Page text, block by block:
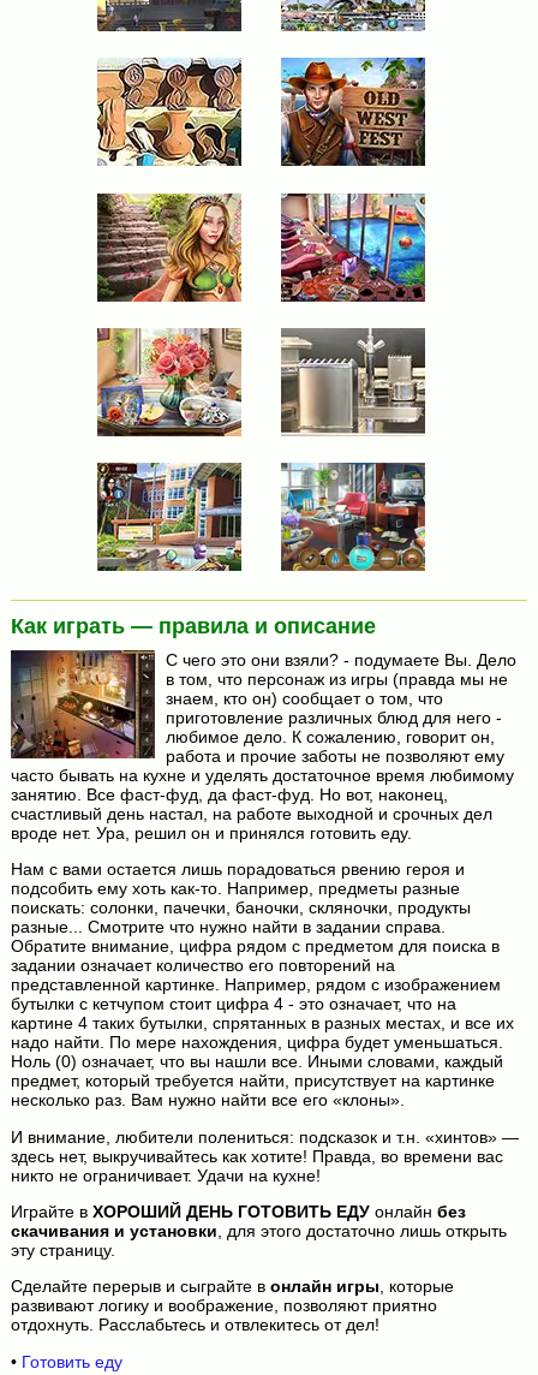
Как играть — правила и описание
С чего это они взяли? - подумаете Вы. Дело
в том, что персонаж из игры (правда мы не
знаем, кто он) сообщает о том, что
приготовление различных блюд для него -
любимое дело. К сожалению, говорит он,
работа и прочие заботы не позволяют ему
часто бывать на кухне и уделять достаточное время любимому
занятию. Все фаст-фуд, да фаст-фуд. Но вот, наконец,
счастливый день настал, на работе выходной и срочных дел
вроде нет. Ура, решил он и принялся готовить еду.
Нам с вами остается лишь порадоваться рвению героя и
подсобить ему хоть как-то. Например, предметы разные
поискать: солонки, пачечки, баночки, скляночки, продукты
разные... Смотрите что нужно найти в задании справа.
Обратите внимание, цифра рядом с предметом для поиска в
задании означает количество его повторений на
представленной картинке. Например, рядом с изображением
бутылки с кетчупом стоит цифра 4 - это означает, что на
картине 4 таких бутылки, спрятанных в разных местах, и все их
надо найти. По мере нахождения, цифра будет уменьшаться.
Ноль (0) означает, что вы нашли все. Иными словами, каждый
предмет, который требуется найти, присутствует на картинке
несколько раз. Вам нужно найти все его «клоны».
И внимание, любители полениться: подсказок и т.н. «хинтов» —
здесь нет, выкручивайтесь как хотите! Правда, во времени вас
никто не ограничивает. Удачи на кухне!
Играйте в ХОРОШИЙ ДЕНЬ ГОТОВИТЬ ЕДУонлайн без
скачивания и установки , для этого достаточно лишь открыть
эту страницу.
Сделайте перерыв и сыграйте в онлайн игры, которые
развивают логику и воображение, позволяют приятно
отдохнуть. Расслабьтесь и отвлекитесь от дел!
• Готовить еду